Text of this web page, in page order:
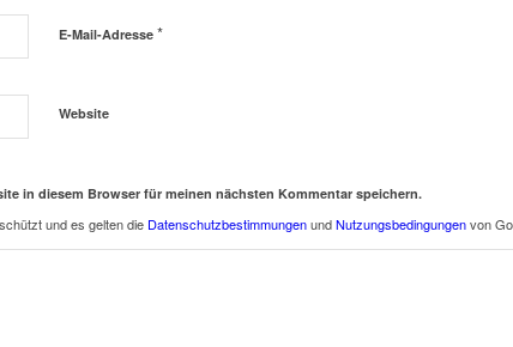
E-Mail-Adresse *
Website
in diesem Browser für meinen nächsten Kommentar speichern.
und es gelten die DatenschutzbestimmungenundNutzungsbedingungenvon